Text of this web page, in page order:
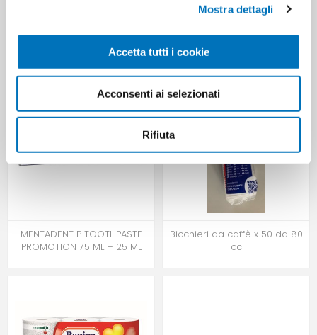
Mostra dettagli
Accetta tutti i cookie
Acconsenti ai selezionati
Rifiuta
CUSTOMERS WHO BOUGHT
THIS ITEM ALSO BOUGHT
MENTADENT P TOOTHPASTE
PROMOTION 75 ML + 25 ML
Bicchieri da caffè x 50 da 80
cc